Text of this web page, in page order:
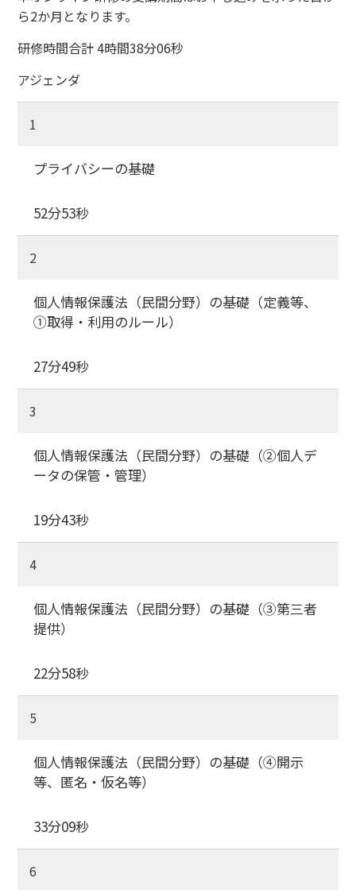
ら2か月となります。
研修時間合計 4時間38分06秒
アジェンダ
1
プライバシーの基礎
52分53秒
2
個人情報保護法（民間分野）の基礎（定義等、
①取得・利用のルール）
27分49秒
3
個人情報保護法（民間分野）の基礎（②個人デ
ータの保管・管理）
19分43秒
4
個人情報保護法（民間分野）の基礎（③第三者
提供）
22分58秒
5
個人情報保護法（民間分野）の基礎（④開示
等、匿名・仮名等）
33分09秒
6